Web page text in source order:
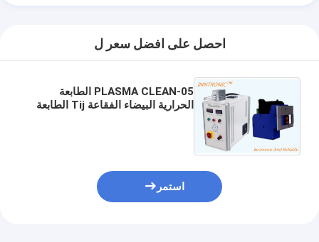
احصل على افضل سعر ل
PLASMA CLEAN-05 الطابعة
الحرارية البيضاء الفقاعة Tij الطابعة
استمر